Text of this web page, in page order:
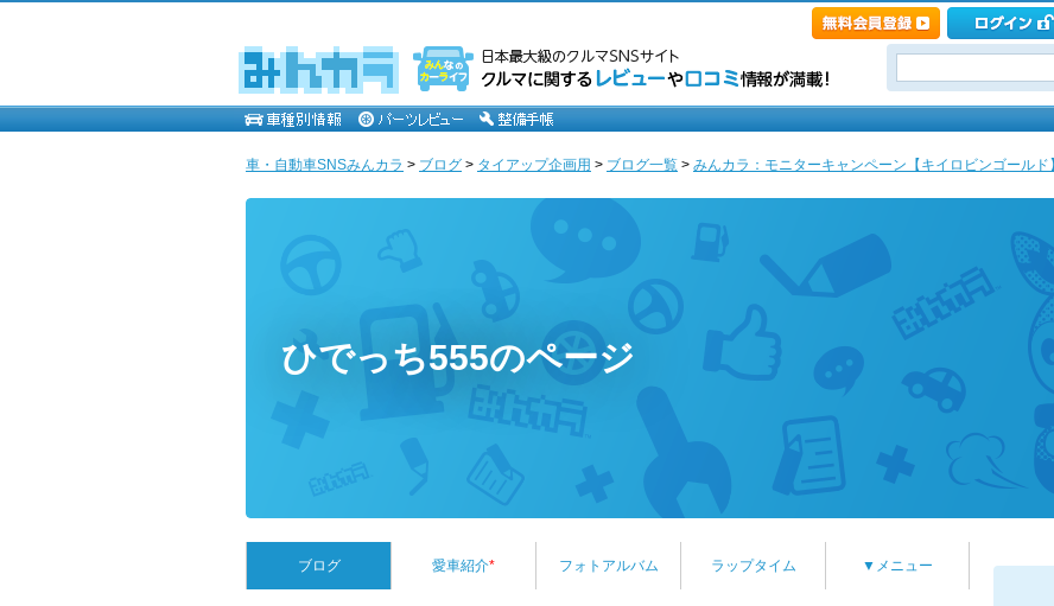
車・自動車SNSみんカラ > ブログ > タイアップ企画用 > ブログ一覧 > みんカラ：モニターキャンペーン【キイロビンゴールド
ひでっち555のページ
ブログ 愛車紹介* フォトアルバム ラップタイム ▼メニュー